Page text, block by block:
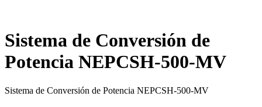
Sistema de Conversión de
Potencia NEPCSH-500-MV
Sistema de Conversión de Potencia NEPCSH-500-MV